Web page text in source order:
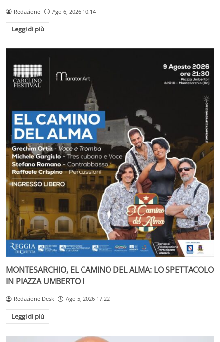
Redazione Ago 6, 2026 10:14
Leggi di più
MONTESARCHIO, EL CAMINO DEL ALMA: LO SPETTACOLO
IN PIAZZA UMBERTO I
Redazione Desk Ago 5, 2026 17:22
Leggi di più